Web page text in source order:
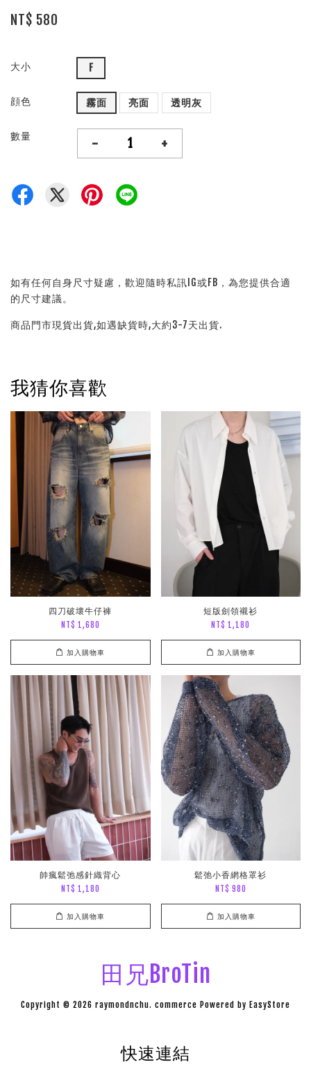
NT$ 580
大小 F
顔色 霧面 亮面 透明灰
數量 - +
如有任何自身尺寸疑慮，歡迎隨時私訊IG或FB，為您提供合適
的尺寸建議。
商品門市現貨出貨,如遇缺貨時,大約3-7天出貨.
我猜你喜歡
四刀破壞牛仔褲
NT$ 1,680
加入購物車
短版劍領襯衫
NT$ 1,180
加入購物車
帥瘋鬆弛感針織背心
NT$ 1,180
加入購物車
鬆弛小香網格罩衫
NT$ 980
加入購物車
田兄BroTin
Copyright © 2026 raymondnchu. commerce Powered by EasyStore
快速連結